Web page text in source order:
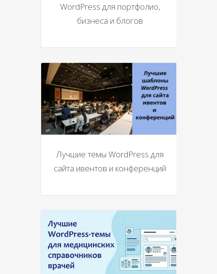
WordPress для портфолио,
бизнеса и блогов
Лучшие темы WordPress для
сайта ивентов и конференций